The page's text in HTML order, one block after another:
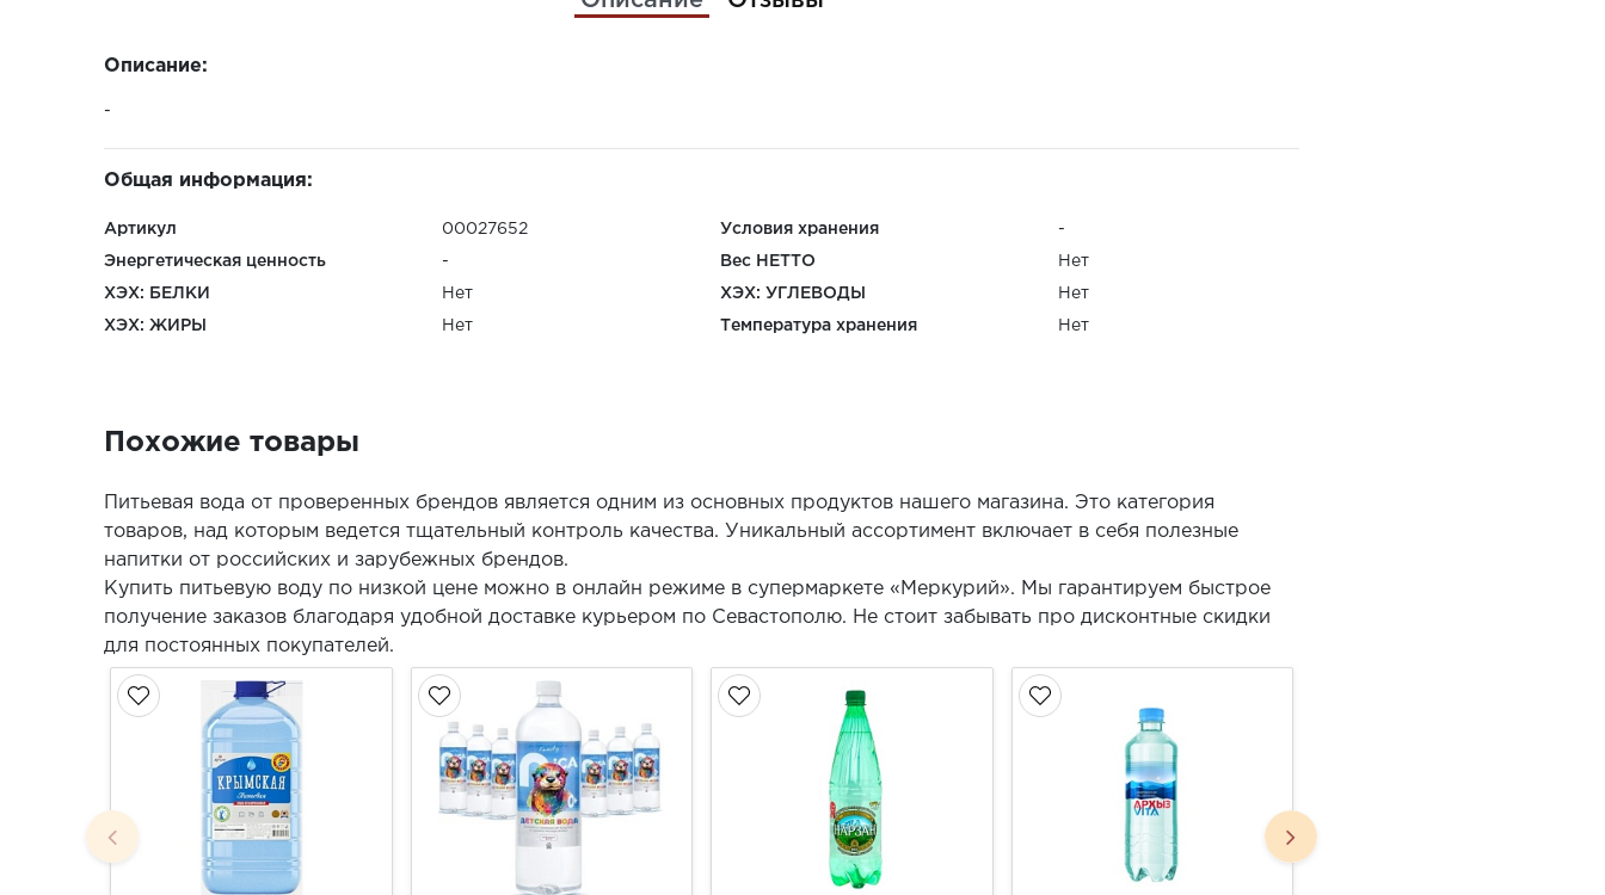
Описание:
-
Общая информация:
Артикул 00027652 Условия хранения -
Энергетическая ценность - Вес НЕТТО Нет
ХЭХ: БЕЛКИ Нет ХЭХ: УГЛЕВОДЫ Нет
ХЭХ: ЖИРЫ Нет Температура хранения Нет
Похожие товары
Питьевая вода от проверенных брендов является одним из основных продуктов нашего магазина. Это категория
товаров, над которым ведется тщательный контроль качества. Уникальный ассортимент включает в себя полезные
напитки от российских и зарубежных брендов.
Купить питьевую воду по низкой цене можно в онлайн режиме в супермаркете «Меркурий». Мы гарантируем быстрое
получение заказов благодаря удобной доставке курьером по Севастополю. Не стоит забывать про дисконтные скидки
для постоянных покупателей.